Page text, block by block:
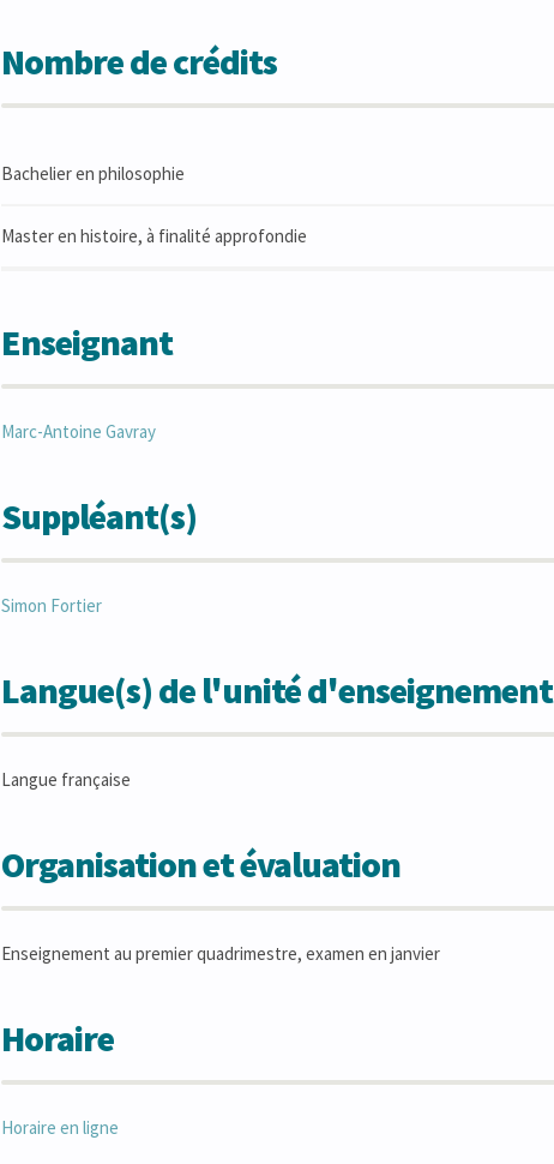
Nombre de crédits
Bachelier en philosophie
Master en histoire, à finalité approfondie
Enseignant
Marc-Antoine Gavray
Suppléant(s)
Simon Fortier
Langue(s) de l'unité d'enseignement
Langue française
Organisation et évaluation
Enseignement au premier quadrimestre, examen en janvier
Horaire
Horaire en ligne